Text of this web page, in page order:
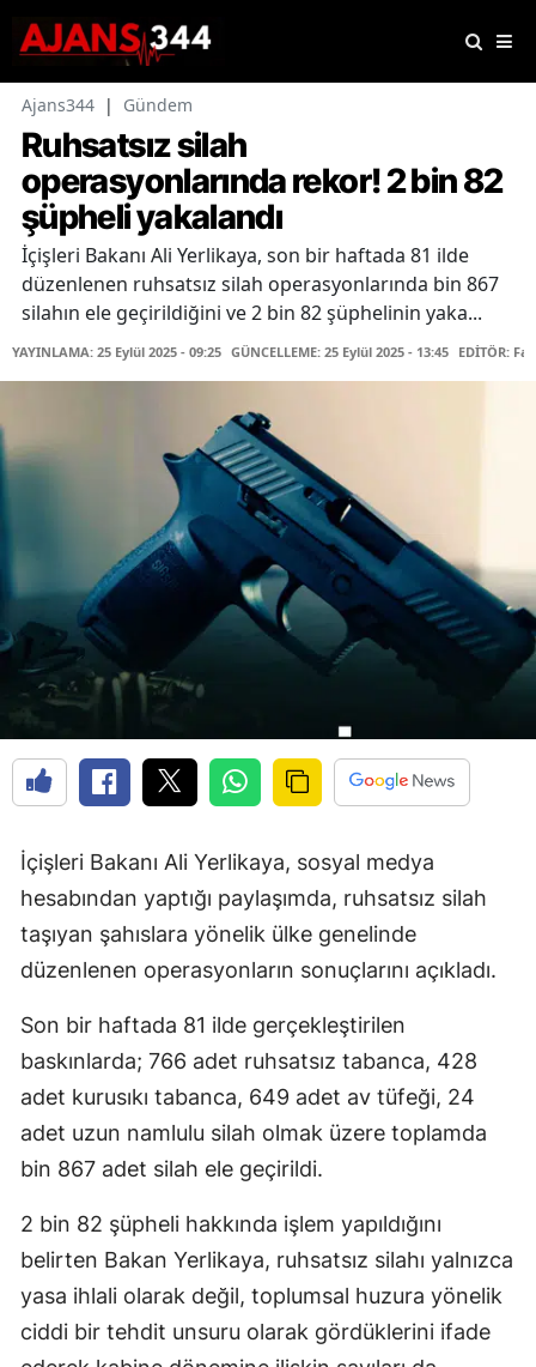
Ajans344 | Gündem
Ruhsatsız silah
operasyonlarında rekor! 2 bin 82
şüpheli yakalandı
İçişleri Bakanı Ali Yerlikaya, son bir haftada 81 ilde
düzenlenen ruhsatsız silah operasyonlarında bin 867
silahın ele geçirildiğini ve 2 bin 82 şüphelinin yaka...
YAYINLAMA: 25 Eylül 2025 - 09:25 GÜNCELLEME: 25 Eylül 2025 - 13:45 EDİTÖR:
İçişleri Bakanı Ali Yerlikaya, sosyal medya
hesabından yaptığı paylaşımda, ruhsatsız silah
taşıyan şahıslara yönelik ülke genelinde
düzenlenen operasyonların sonuçlarını açıkladı.
Son bir haftada 81 ilde gerçekleştirilen
baskınlarda; 766 adet ruhsatsız tabanca, 428
adet kurusıkı tabanca, 649 adet av tüfeği, 24
adet uzun namlulu silah olmak üzere toplamda
bin 867 adet silah ele geçirildi.
2 bin 82 şüpheli hakkında işlem yapıldığını
belirten Bakan Yerlikaya, ruhsatsız silahı yalnızca
yasa ihlali olarak değil, toplumsal huzura yönelik
ciddi bir tehdit unsuru olarak gördüklerini ifade